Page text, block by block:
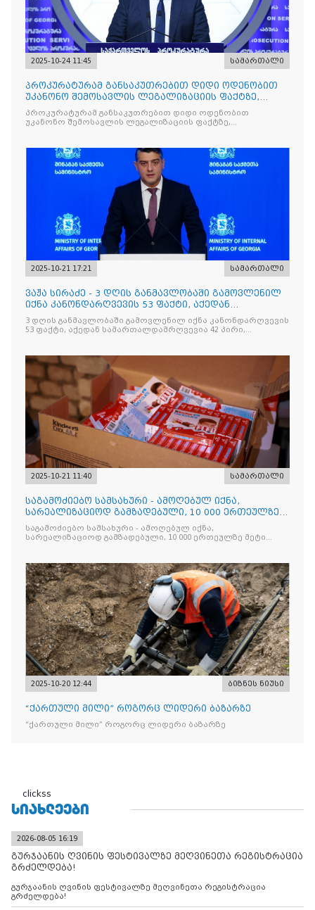
2025-10-24 11:45 სამართალი
პროკურატურამ განსაკუთრებით დიდი ოდენობით
უკანონო შემოსავლის ლეგალიზაციის ფაქტზე,
საქართველოს ყოფილ პ
პროკურატურამ განსაკუთრებით დიდი ოდენობით
უკანონო შემოსავლის ლეგალიზაციის ფაქტზე,
2025-10-21 17:21 სამართალი
ვაჟა სირაძე - 3 დღის განმავლობაში გამოვლენილ
იქნა კანონდარღვევის 53 ფაქტი, აქედან
სამართალდამრღვევია
3 დღის განმავლობაში გამოვლენილ იქნა კანონდარღვევის
53 ფაქტი, აქედან სამართალდამრღვევია 42 პირი,
2025-10-21 11:40 სამართალი
საგამოძიებო სამსახური - ამოღებულ იქნა,
სარეალიზაციოდ გამზადებული, 10 000 ერთეულზე
მეტი „Jacobs Monar
საგამოძიებო სამსახური - ამოღებულ იქნა,
სარეალიზაციოდ გამზადებული, 10 000 ერთეულზე მეტი
„Raffaello”-ს სასაქონლო ნიშნით უკანონო ნიშანდებული
ტკბილეული
2025-10-20 12:44 ბიზნეს ნიუსი
“ქართული მილი” როგორც ლიდერი ბაზარზე
“ქართული მილი” როგორც ლიდერი ბაზარზე
clickss
ᲡᲘᲐᲮᲚᲔᲔᲑᲘ
2026-08-05 16:19
გურჯაანის ღვინის ფესტივალზე მეღვინეთა რეგისტრაცია
გრძელდება!
გურჯაანის ღვინის ფესტივალზე მეღვინეთა რეგისტრაცია
გრძელდება!